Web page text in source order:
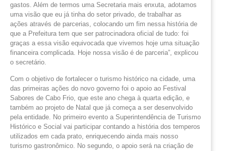
gastos. Além de termos uma Secretaria mais enxuta, adotamos
uma visão que eu já tinha do setor privado, de trabalhar as
ações através de parcerias, colocando um fim nessa história de
que a Prefeitura tem que ser patrocinadora oficial de tudo: foi
graças a essa visão equivocada que vivemos hoje uma situação
financeira complicada. Hoje nossa visão é de parceria”, explicou
o secretário.
Com o objetivo de fortalecer o turismo histórico na cidade, uma
das primeiras ações do novo governo foi o apoio ao Festival
Sabores de Cabo Frio, que este ano chega à quarta edição, e
também ao projeto de Natal que já começa a ser desenvolvido
pela entidade. No primeiro evento a Superintendência de Turismo
Histórico e Social vai participar contando a história dos temperos
utilizados em cada prato, enriquecendo ainda mais nosso
turismo gastronômico. No segundo, o apoio será na criação de